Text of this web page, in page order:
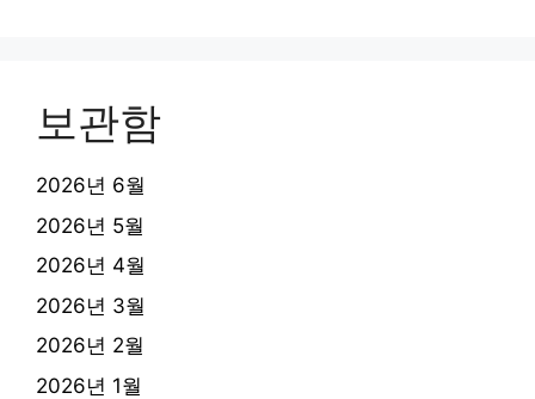
보관함
2026년 6월
2026년 5월
2026년 4월
2026년 3월
2026년 2월
2026년 1월